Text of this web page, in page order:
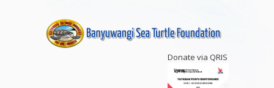
Donate via QRIS